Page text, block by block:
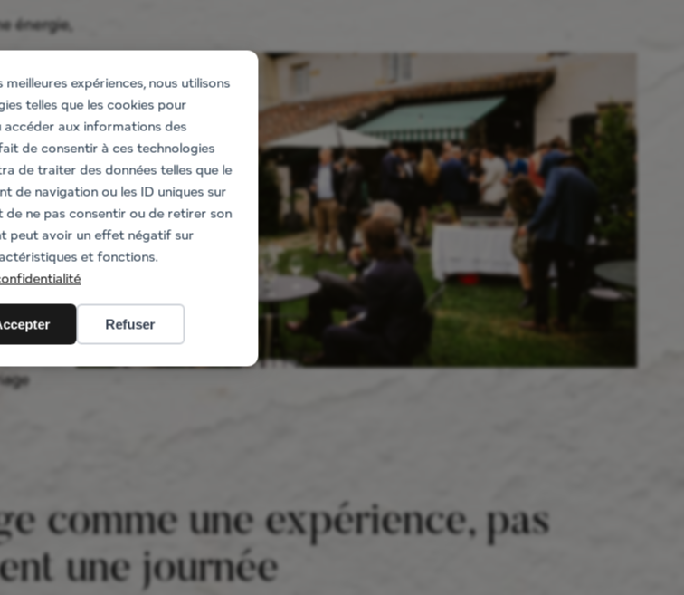
expériences, nous utilisons
telles que les cookies pour
aux informations des
de consentir à ces technologies
de traiter des données telles que le
de navigation ou les ID uniques sur
de ne pas consentir ou de retirer son
peut avoir un effet négatif sur
et fonctions.
Refuser
énergie,
et
comme une expérience, pas
une journée